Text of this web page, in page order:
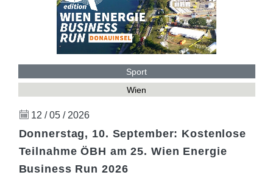
Sport
Wien
12 / 05 / 2026
Donnerstag, 10. September: Kostenlose
Teilnahme ÖBH am 25. Wien Energie
Business Run 2026